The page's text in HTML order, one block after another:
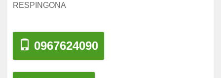
RESPINGONA
0967624090